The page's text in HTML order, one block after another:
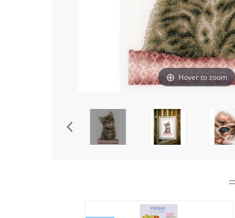
Hover to zoom